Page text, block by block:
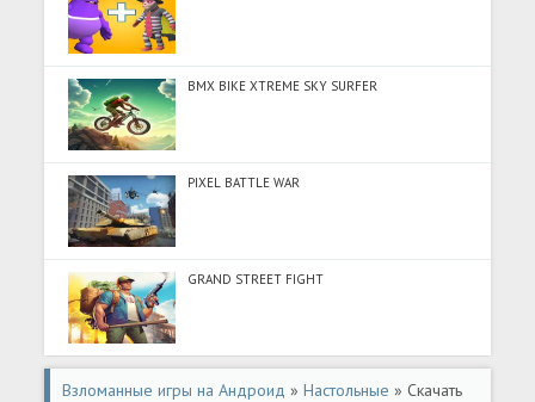
BMX BIKE XTREME SKY SURFER
PIXEL BATTLE WAR
GRAND STREET FIGHT
Взломанные игры на Андроид »Настольные » Скачать